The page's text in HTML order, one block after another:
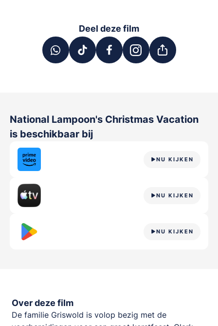
Deel deze film
National Lampoon's Christmas Vacation
is beschikbaar bij
NU KIJKEN
NU KIJKEN
NU KIJKEN
Over deze film
De familie Griswold is volop bezig met de